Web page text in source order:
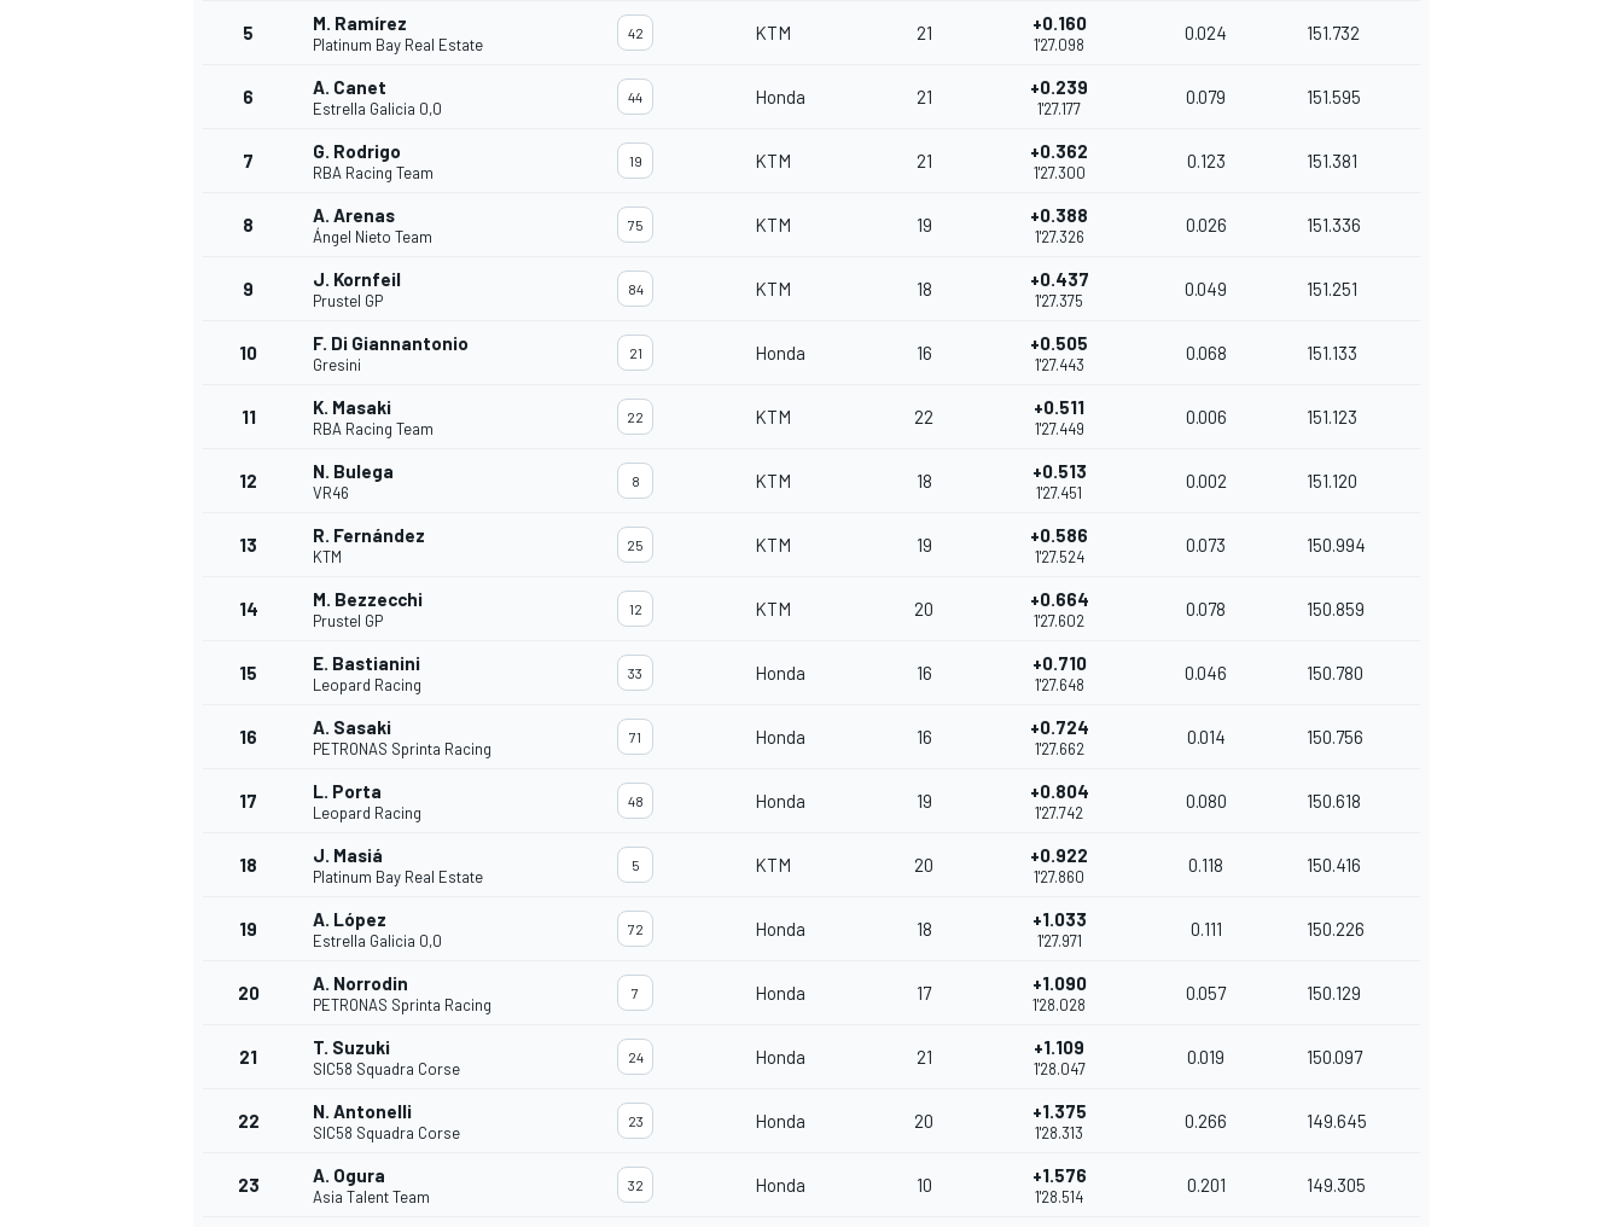
5 M. Ramírez
Platinum Bay Real Estate
42 KTM 21 +0.160
1'27.098
0.024 151.732
6 A. Canet
Estrella Galicia 0,0
44 Honda 21 +0.239
1'27.177
0.079 151.595
7 G. Rodrigo
RBA Racing Team
19 KTM 21 +0.362
1'27.300
0.123 151.381
8 A. Arenas
Ángel Nieto Team
75 KTM 19 +0.388
1'27.326
0.026 151.336
9 J. Kornfeil
Prustel GP
84 KTM 18 +0.437
1'27.375
0.049 151.251
10 F. Di Giannantonio
Gresini
21 Honda 16 +0.505
1'27.443
0.068 151.133
11 K. Masaki
RBA Racing Team
22 KTM 22 +0.511
1'27.449
0.006 151.123
12 N. Bulega
VR46
8 KTM 18 +0.513
1'27.451
0.002 151.120
13 R. Fernández
KTM
25 KTM 19 +0.586
1'27.524
0.073 150.994
14 M. Bezzecchi
Prustel GP
12 KTM 20 +0.664
1'27.602
0.078 150.859
15 E. Bastianini
Leopard Racing
33 Honda 16 +0.710
1'27.648
0.046 150.780
16 A. Sasaki
PETRONAS Sprinta Racing
71 Honda 16 +0.724
1'27.662
0.014 150.756
17 L. Porta
Leopard Racing
48 Honda 19 +0.804
1'27.742
0.080 150.618
18 J. Masiá
Platinum Bay Real Estate
5 KTM 20 +0.922
1'27.860
0.118 150.416
19 A. López
Estrella Galicia 0,0
72 Honda 18 +1.033
1'27.971
0.111 150.226
20 A. Norrodin
PETRONAS Sprinta Racing
7 Honda 17 +1.090
1'28.028
0.057 150.129
21 T. Suzuki
SIC58 Squadra Corse
24 Honda 21 +1.109
1'28.047
0.019 150.097
22 N. Antonelli
SIC58 Squadra Corse
23 Honda 20 +1.375
1'28.313
0.266 149.645
23 A. Ogura
Asia Talent Team
32 Honda 10 +1.576
1'28.514
0.201 149.305